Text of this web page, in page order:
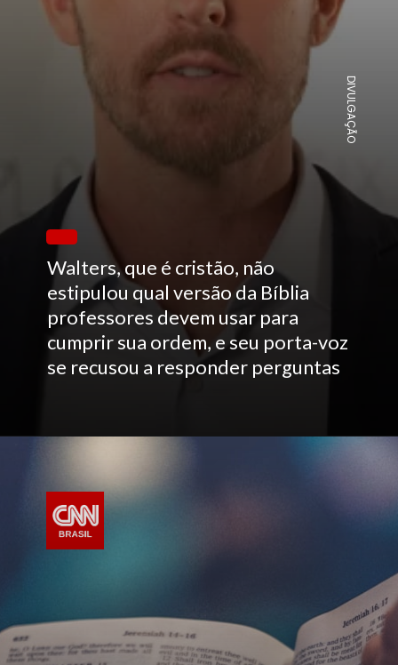
Walters, que é cristão, não
estipulou qual versão da Bíblia
professores devem usar para
cumprir sua ordem, e seu porta-voz
se recusou a responder perguntas
DIVULGAÇÃO